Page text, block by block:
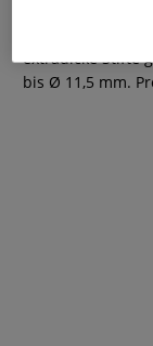
extradicke Stifte
bis Ø 11,5 mm.